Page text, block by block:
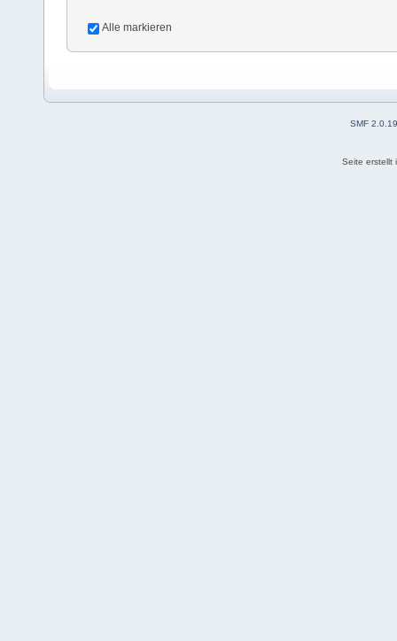
Alle markieren
SMF 2.0.19
Seite erstellt